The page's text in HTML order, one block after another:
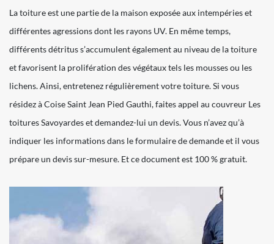
La toiture est une partie de la maison exposée aux intempéries et
différentes agressions dont les rayons UV. En même temps,
différents détritus s’accumulent également au niveau de la toiture
et favorisent la prolifération des végétaux tels les mousses ou les
lichens. Ainsi, entretenez régulièrement votre toiture. Si vous
résidez à Coise Saint Jean Pied Gauthi, faites appel au couvreur Les
toitures Savoyardes et demandez-lui un devis. Vous n’avez qu’à
indiquer les informations dans le formulaire de demande et il vous
prépare un devis sur-mesure. Et ce document est 100 % gratuit.